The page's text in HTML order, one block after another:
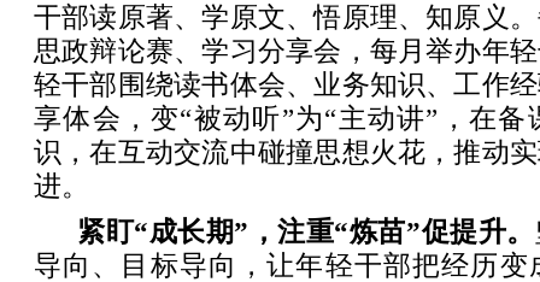
干部读原著、学原文、悟原理、知原义
思政辩论赛、学习分享会，每月举办年
轻干部围绕读书体会、业务知识、工作
享体会，变“被动听”为“主动讲”，在
识，在互动交流中碰撞思想火花，推动
进。
紧盯“成长期”，注重“炼苗”促提升。
导向、目标导向，让年轻干部把经历变